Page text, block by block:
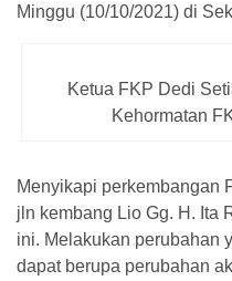
Minggu (10/10/2021) di
Ketua FKP Dedi
Kehormatan
Menyikapi perkembangan
jln kembang Lio Gg. H. Ita
ini. Melakukan perubahan
dapat berupa perubahan